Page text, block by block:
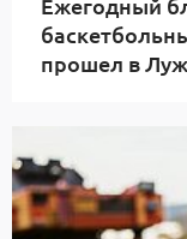
прошел в